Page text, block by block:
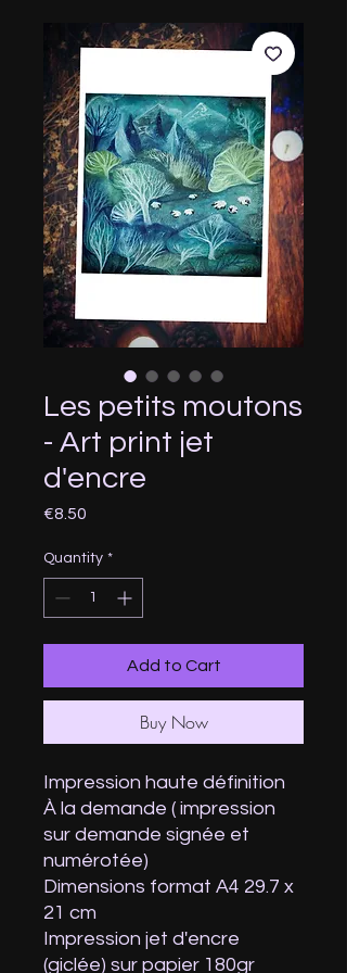
Les petits moutons
- Art print jet
d'encre
€8.50
Quantity *
Add to Cart
Buy Now
Impression haute définition
À la demande ( impression
sur demande signée et
numérotée)
Dimensions format A4 29.7 x
21 cm
Impression jet d'encre
(giclée) sur papier 180gr